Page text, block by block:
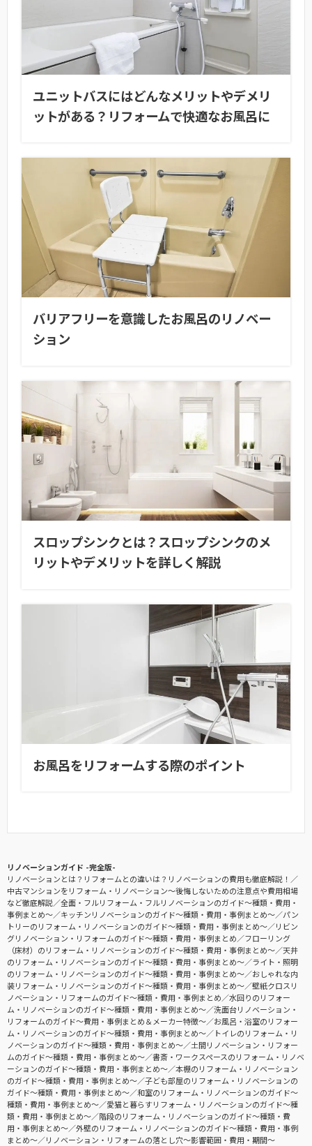
ユニットバスにはどんなメリットやデメリ
ットがある？リフォームで快適なお風呂に
バリアフリーを意識したお風呂のリノベー
ション
スロップシンクとは？スロップシンクのメ
リットやデメリットを詳しく解説
お風呂をリフォームする際のポイント
リノベーションガイド -完全版-
リノベーションとは？リフォームとの違いは？リノベーションの費用も徹底解説！
中古マンションをリフォーム・リノベーション〜後悔しないための注意点や費用相場
など徹底解説
全面・フルリフォーム・フルリノベーションのガイド〜種類・費用・
事例まとめ〜
キッチンリノベーションのガイド〜種類・費用・事例まとめ〜
パン
トリーのリフォーム・リノベーションのガイド〜種類・費用・事例まとめ〜
リビン
グリノベーション・リフォームのガイド〜種類・費用・事例まとめ
フローリング
（床材）のリフォーム・リノベーションのガイド〜種類・費用・事例まとめ〜
天井
のリフォーム・リノベーションのガイド〜種類・費用・事例まとめ〜
ライト・照明
のリフォーム・リノベーションのガイド〜種類・費用・事例まとめ〜
おしゃれな内
装リフォーム・リノベーションのガイド〜種類・費用・事例まとめ〜
壁紙クロスリ
ノベーション・リフォームのガイド〜種類・費用・事例まとめ
水回りのリフォー
ム・リノベーションのガイド〜種類・費用・事例まとめ〜
洗面台リノベーション・
リフォームのガイド〜費用・事例まとめ＆メーカー特徴〜
お風呂・浴室のリフォー
ム・リノベーションのガイド〜種類・費用・事例まとめ〜
トイレのリフォーム・リ
ノベーションのガイド〜種類・費用・事例まとめ〜
土間リノベーション・リフォー
ムのガイド〜種類・費用・事例まとめ〜
書斎・ワークスペースのリフォーム・リノベ
ーションのガイド〜種類・費用・事例まとめ〜
本棚のリフォーム・リノベーション
のガイド〜種類・費用・事例まとめ〜
子ども部屋のリフォーム・リノベーションの
ガイド〜種類・費用・事例まとめ〜
和室のリフォーム・リノベーションのガイド〜
種類・費用・事例まとめ〜
愛猫と暮らすリフォーム・リノベーションのガイド〜種
類・費用・事例まとめ〜
階段のリフォーム・リノベーションのガイド〜種類・費
用・事例まとめ〜
外壁のリフォーム・リノベーションのガイド〜種類・費用・事例
まとめ〜
リノベーション・リフォームの落とし穴～影響範囲・費用・期間～